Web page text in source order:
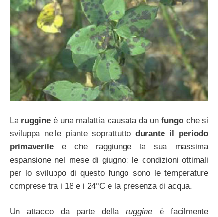
La ruggine è una malattia causata da unfungo che si
sviluppa nelle piante soprattutto durante il periodo
primaverile e che raggiunge la sua massima
espansione nel mese di giugno; le condizioni ottimali
per lo sviluppo di questo fungo sono le temperature
comprese tra i 18 e i 24°C e la presenza di acqua.
Un attacco da parte dellaruggine è facilmente